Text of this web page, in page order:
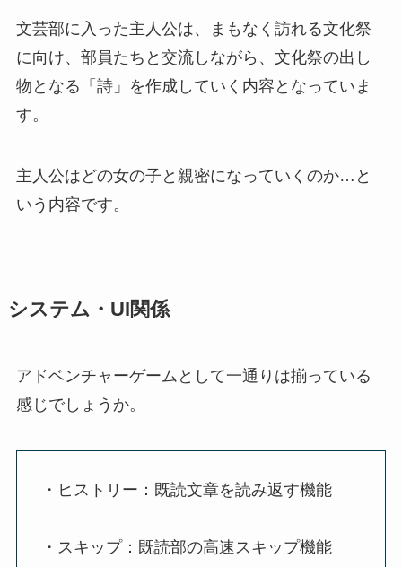
文芸部に入った主人公は、まもなく訪れる文化祭
に向け、部員たちと交流しながら、文化祭の出し
物となる「詩」を作成していく内容となっていま
す。
主人公はどの女の子と親密になっていくのか…と
いう内容です。
システム・UI関係
アドベンチャーゲームとして一通りは揃っている
感じでしょうか。
・ヒストリー：既読文章を読み返す機能
・スキップ：既読部の高速スキップ機能